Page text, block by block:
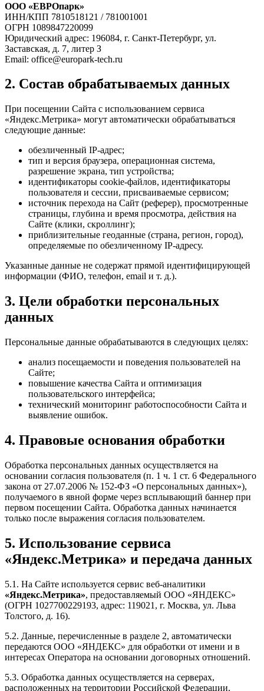
ООО «ЕВРОпарк»
ИНН/КПП 7810518121 / 781001001
ОГРН 1089847220099
Юридический адрес: 196084, г. Санкт-Петербург, ул.
Заставская, д. 7, литер З
Email: office@europark-tech.ru
2. Состав обрабатываемых данных
При посещении Сайта с использованием сервиса
«Яндекс.Метрика» могут автоматически обрабатываться
следующие данные:
обезличенный IP-адрес;
тип и версия браузера, операционная система,
разрешение экрана, тип устройства;
идентификаторы cookie-файлов, идентификаторы
пользователя и сессии, присваиваемые сервисом;
источник перехода на Сайт (реферер), просмотренные
страницы, глубина и время просмотра, действия на
Сайте (клики, скроллинг);
приблизительные геоданные (страна, регион, город),
определяемые по обезличенному IP-адресу.
Указанные данные не содержат прямой идентифицирующей
информации (ФИО, телефон, email и т. д.).
3. Цели обработки персональных
данных
Персональные данные обрабатываются в следующих целях:
анализ посещаемости и поведения пользователей на
Сайте;
повышение качества Сайта и оптимизация
пользовательского интерфейса;
технический мониторинг работоспособности Сайта и
выявление ошибок.
4. Правовые основания обработки
Обработка персональных данных осуществляется на
основании согласия пользователя (п. 1 ч. 1 ст. 6 Федерального
закона от 27.07.2006 № 152-ФЗ «О персональных данных»),
получаемого в явной форме через всплывающий баннер при
первом посещении Сайта. Обработка данных начинается
только после выражения согласия пользователем.
5. Использование сервиса
«Яндекс.Метрика» и передача данных
5.1. На Сайте используется сервис веб-аналитики
«Яндекс.Метрика», предоставляемый ООО «ЯНДЕКС»
(ОГРН 1027700229193, адрес: 119021, г. Москва, ул. Льва
Толстого, д. 16).
5.2. Данные, перечисленные в разделе 2, автоматически
передаются ООО «ЯНДЕКС» для обработки от имени и в
интересах Оператора на основании договорных отношений.
5.3. Обработка данных осуществляется на серверах,
расположенных на территории Российской Федерации.